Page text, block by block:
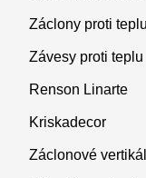
Záclony proti teplu
Závesy proti teplu
Renson Linarte
Kriskadecor
Záclonové